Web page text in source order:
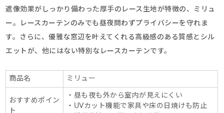
遮像効果がしっかり備わった厚手のレース生地が特徴の、ミリュ
ー。レースカーテンのみでも昼夜問わずプライバシーを守れま
す。さらに、優雅な窓辺を叶えてくれる高級感のある質感とシル
エットが、他にはない特別なレースカーテンです。
商品名 ミリュー
おすすめポイン
ト
・昼も夜も外から室内が見えにくい
・UVカット機能で家具や床の日焼けも防止